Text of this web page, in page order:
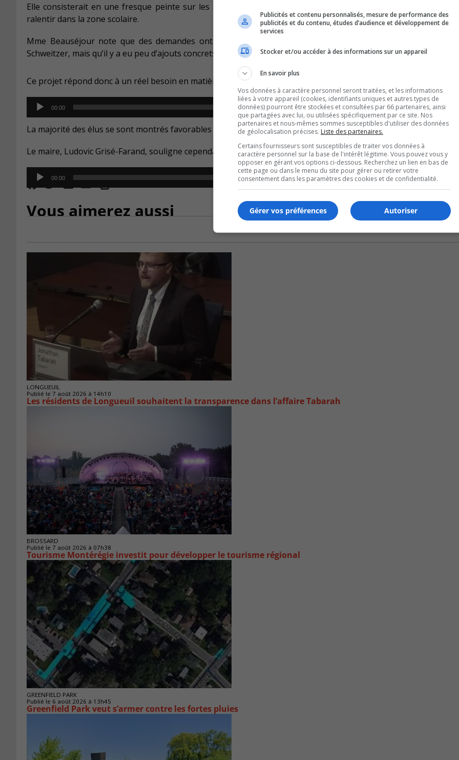
Elle consisterait en une fresque peinte sur les rues Cadieux et du Général-Vanier, qui inciterait les
ralentir dans la zone scolaire.
Mme Beauséjour note que des demandes ont été faites dans les dernières années pour sécuriser l’école
Schweitzer, mais qu’il y a eu peu d’ajouts concrets depuis.
Ce projet répond donc à un réel besoin en matière de sécurité selon elle, en plus d’apporter un cachet au
Audio
Player
00:00 00:00
La majorité des élus se sont montrés favorables à soutenir un tel projet de sensibilisation.
Le maire, Ludovic Grisé-Farand, souligne cependant qu’il va falloir s’assurer de sa légalité avant de l’approuver.
Audio
Player
00:00 00:00
Vous aimerez aussi
LONGUEUIL
Publié le 7 août 2026 à 14h10
Les résidents de Longueuil souhaitent la transparence dans l’affaire Tabarah
BROSSARD
Publié le 7 août 2026 à 07h38
Tourisme Montérégie investit pour développer le tourisme régional
GREENFIELD PARK
Publié le 6 août 2026 à 13h45
Greenfield Park veut s’armer contre les fortes pluies
Publicités et contenu personnalisés, mesure de performance des
publicités et du contenu, études d’audience et développement de
services
Stocker et/ou accéder à des informations sur un appareil
En savoir plus
Vos données à caractère personnel seront traitées, et les informations
liées à votre appareil (cookies, identifiants uniques et autres types de
données) pourront être stockées et consultées par 66 partenaires, ainsi
que partagées avec lui, ou utilisées spécifiquement par ce site. Nos
partenaires et nous-mêmes sommes susceptibles d'utiliser des données
de géolocalisation précises. Liste des partenaires.
Certains fournisseurs sont susceptibles de traiter vos données à
caractère personnel sur la base de l'intérêt légitime. Vous pouvez vous y
opposer en gérant vos options ci-dessous. Recherchez un lien en bas de
cette page ou dans le menu du site pour gérer ou retirer votre
consentement dans les paramètres des cookies et de confidentialité.
Autoriser
Gérer vos préférences